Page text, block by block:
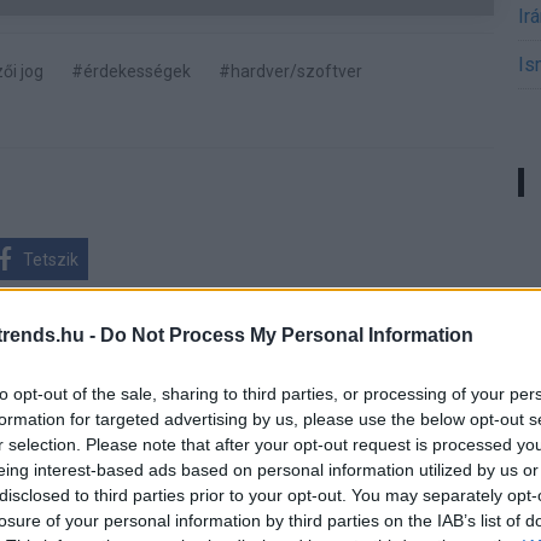
- Do Not Process My Personal Information
opt-out of the sale, sharing to third parties, or processing of your
for targeted advertising by us, please use the below opt-out
selection. Please note that after your opt-out request is processed
interest-based ads based on personal information utilized by us
to third parties prior to your opt-out. You may separately
of your personal information by third parties on the IAB’s list of
jog #érdekességek
#hardver/szoftver
Tetszik
esete
magyar SPB Kft. a hannoveri CeBIT-